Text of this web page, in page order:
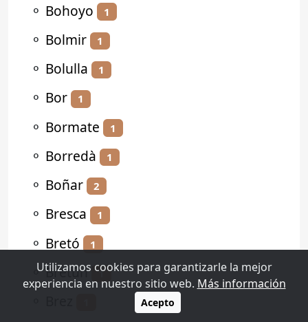
⚬ Bohoyo 1
⚬ Bolmir 1
⚬ Bolulla 1
⚬ Bor 1
⚬ Bormate 1
⚬ Borredà 1
⚬ Boñar 2
⚬ Bresca 1
⚬ Bretó 1
⚬Bretún 1
Utilizamos cookies para garantizarle la mejor
experiencia en nuestro sitio web. Más información
Acepto